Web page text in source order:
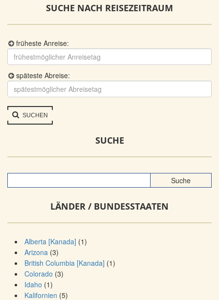
SUCHE NACH REISEZEITRAUM
früheste Anreise:
späteste Abreise:
SUCHEN
SUCHE
LÄNDER / BUNDESSTAATEN
Alberta [Kanada] (1)
Arizona (3)
British Columbia [Kanada] (1)
Colorado (3)
Idaho (1)
Kalifornien (5)